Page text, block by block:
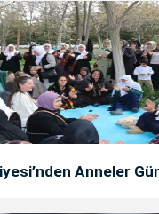
Anneler